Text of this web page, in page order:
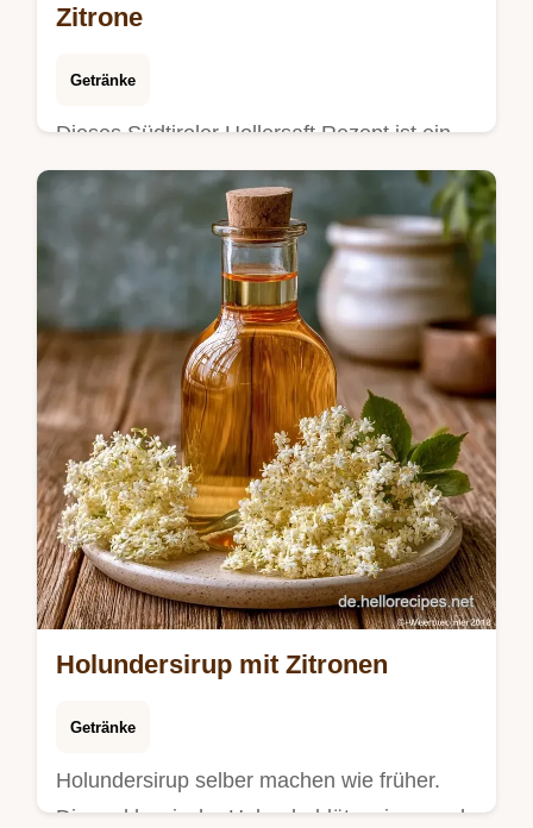
Zitrone
Getränke
Dieses Südtiroler Hollersaft Rezept ist ein
Klassiker. Hausgemachter Hollersaft und ein
Holunderblütensirup Rezept inkl.
Portionsrechner. 30 Min Vorbereitung.
Holundersirup mit Zitronen
Getränke
Holundersirup selber machen wie früher.
Dieser klassische Holunderblütensirup nach